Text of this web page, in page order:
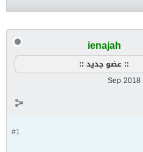
ienajah
:: عضو جديد ::
Sep 2018
#1